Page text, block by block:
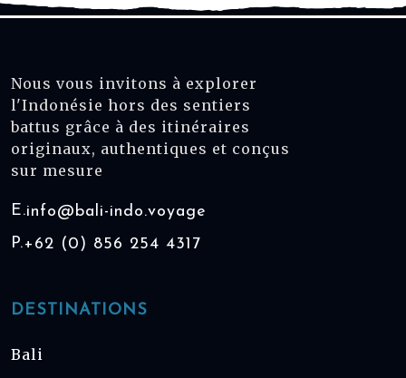
Nous vous invitons à explorer
l'Indonésie hors des sentiers
battus grâce à des itinéraires
originaux, authentiques et conçus
sur mesure
E.info@bali-indo.voyage
P.+62 (0) 856 254 4317
DESTINATIONS
Bali